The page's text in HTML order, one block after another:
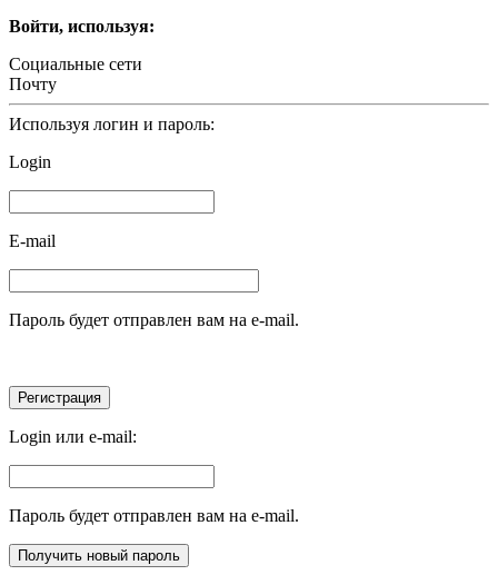
Войти, используя:
Социальные сети
Почту
Используя логин и пароль:
Login
E-mail
Пароль будет отправлен вам на e-mail.
Login или e-mail:
Пароль будет отправлен вам на e-mail.